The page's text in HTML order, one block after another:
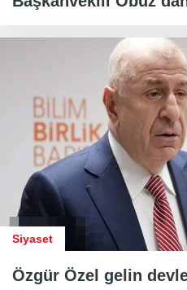
Siyaset
Özgür Özel gelin